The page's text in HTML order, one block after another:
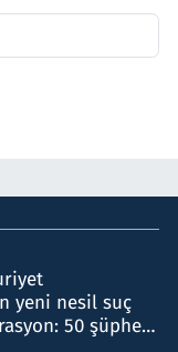
yeni nesil suç
50 şüpheli